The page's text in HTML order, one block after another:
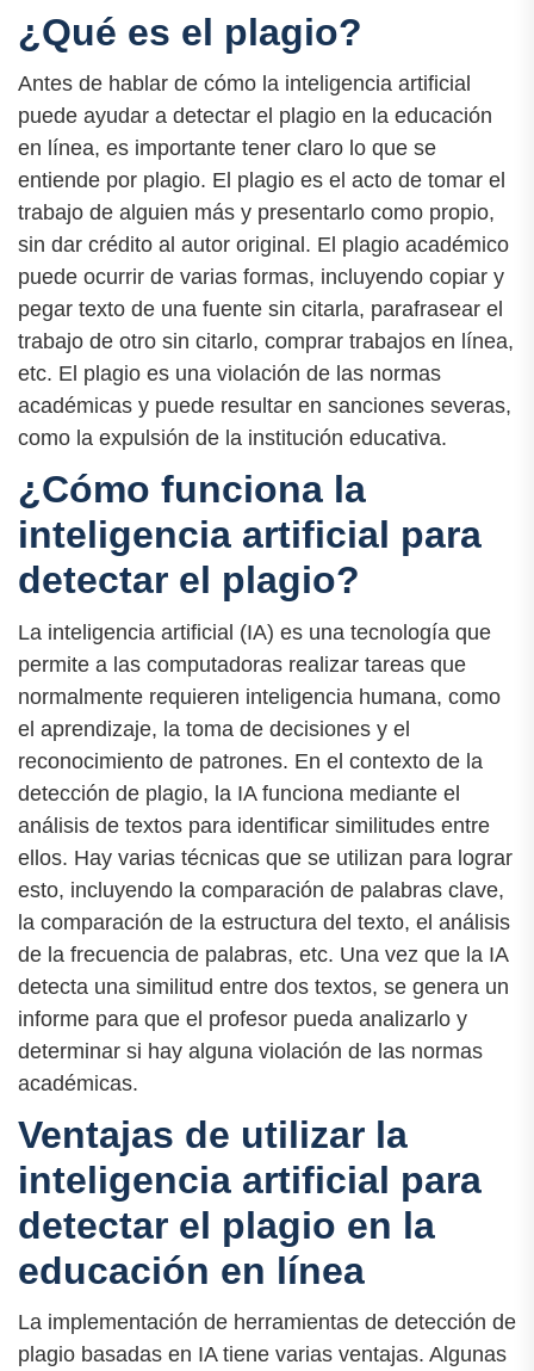
¿Qué es el plagio?
Antes de hablar de cómo la inteligencia artificial
puede ayudar a detectar el plagio en la educación
en línea, es importante tener claro lo que se
entiende por plagio. El plagio es el acto de tomar el
trabajo de alguien más y presentarlo como propio,
sin dar crédito al autor original. El plagio académico
puede ocurrir de varias formas, incluyendo copiar y
pegar texto de una fuente sin citarla, parafrasear el
trabajo de otro sin citarlo, comprar trabajos en línea,
etc. El plagio es una violación de las normas
académicas y puede resultar en sanciones severas,
como la expulsión de la institución educativa.
¿Cómo funciona la
inteligencia artificial para
detectar el plagio?
La inteligencia artificial (IA) es una tecnología que
permite a las computadoras realizar tareas que
normalmente requieren inteligencia humana, como
el aprendizaje, la toma de decisiones y el
reconocimiento de patrones. En el contexto de la
detección de plagio, la IA funciona mediante el
análisis de textos para identificar similitudes entre
ellos. Hay varias técnicas que se utilizan para lograr
esto, incluyendo la comparación de palabras clave,
la comparación de la estructura del texto, el análisis
de la frecuencia de palabras, etc. Una vez que la IA
detecta una similitud entre dos textos, se genera un
informe para que el profesor pueda analizarlo y
determinar si hay alguna violación de las normas
académicas.
Ventajas de utilizar la
inteligencia artificial para
detectar el plagio en la
educación en línea
La implementación de herramientas de detección de
plagio basadas en IA tiene varias ventajas. Algunas